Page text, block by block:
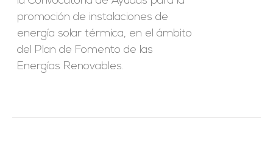
promoción de instalaciones de
energía solar térmica, en el ámbito
del Plan de Fomento de las
Energías Renovables.